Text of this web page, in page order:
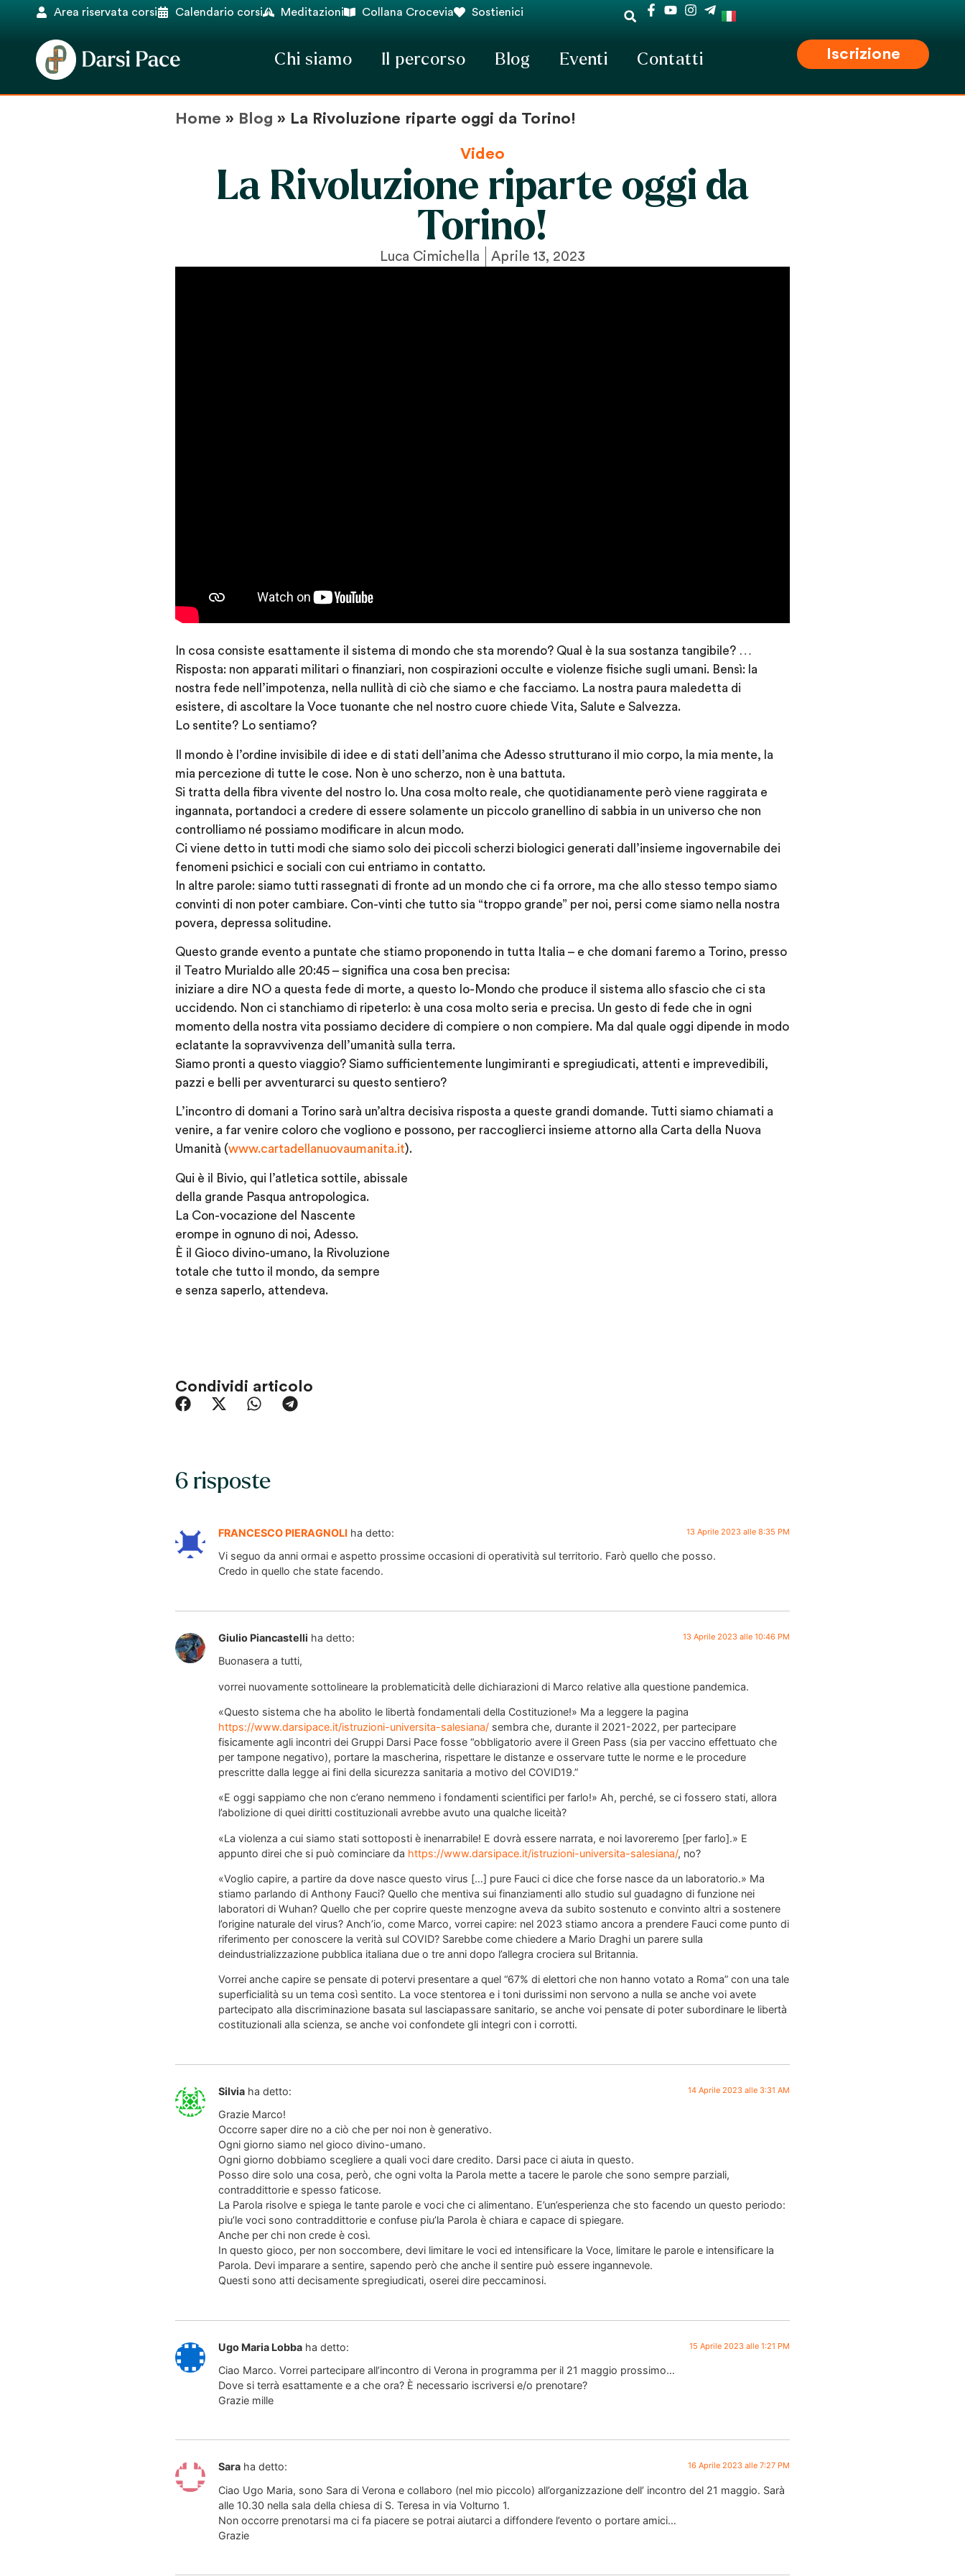
Area riservata corsi Calendario corsi Meditazioni Collana Crocevia Sostienici
Chi siamo Il percorso Blog Eventi Contatti Iscrizione
Home » Blog » La Rivoluzione riparte oggi da Torino!
Video
La Rivoluzione riparte oggi da
Torino!
Luca Cimichella Aprile 13, 2023
In cosa consiste esattamente il sistema di mondo che sta morendo? Qual è la sua sostanza tangibile? …
Risposta: non apparati militari o finanziari, non cospirazioni occulte e violenze fisiche sugli umani. Bensì: la
nostra fede nell’impotenza, nella nullità di ciò che siamo e che facciamo. La nostra paura maledetta di
esistere, di ascoltare la Voce tuonante che nel nostro cuore chiede Vita, Salute e Salvezza.
Lo sentite? Lo sentiamo?
Il mondo è l’ordine invisibile di idee e di stati dell’anima che Adesso strutturano il mio corpo, la mia mente, la
mia percezione di tutte le cose. Non è uno scherzo, non è una battuta.
Si tratta della fibra vivente del nostro Io. Una cosa molto reale, che quotidianamente però viene raggirata e
ingannata, portandoci a credere di essere solamente un piccolo granellino di sabbia in un universo che non
controlliamo né possiamo modificare in alcun modo.
Ci viene detto in tutti modi che siamo solo dei piccoli scherzi biologici generati dall’insieme ingovernabile dei
fenomeni psichici e sociali con cui entriamo in contatto.
In altre parole: siamo tutti rassegnati di fronte ad un mondo che ci fa orrore, ma che allo stesso tempo siamo
convinti di non poter cambiare. Con-vinti che tutto sia “troppo grande” per noi, persi come siamo nella nostra
povera, depressa solitudine.
Questo grande evento a puntate che stiamo proponendo in tutta Italia – e che domani faremo a Torino, presso
il Teatro Murialdo alle 20:45 – significa una cosa ben precisa:
iniziare a dire NO a questa fede di morte, a questo Io-Mondo che produce il sistema allo sfascio che ci sta
uccidendo. Non ci stanchiamo di ripeterlo: è una cosa molto seria e precisa. Un gesto di fede che in ogni
momento della nostra vita possiamo decidere di compiere o non compiere. Ma dal quale oggi dipende in modo
eclatante la sopravvivenza dell’umanità sulla terra.
Siamo pronti a questo viaggio? Siamo sufficientemente lungimiranti e spregiudicati, attenti e imprevedibili,
pazzi e belli per avventurarci su questo sentiero?
L’incontro di domani a Torino sarà un’altra decisiva risposta a queste grandi domande. Tutti siamo chiamati a
venire, a far venire coloro che vogliono e possono, per raccoglierci insieme attorno alla Carta della Nuova
Umanità (www.cartadellanuovaumanita.it).
Qui è il Bivio, qui l’atletica sottile, abissale
della grande Pasqua antropologica.
La Con-vocazione del Nascente
erompe in ognuno di noi, Adesso.
È il Gioco divino-umano, la Rivoluzione
totale che tutto il mondo, da sempre
e senza saperlo, attendeva.
Condividi articolo
6 risposte
FRANCESCO PIERAGNOLI ha detto: 13 Aprile 2023 alle 8:35 PM
Vi seguo da anni ormai e aspetto prossime occasioni di operatività sul territorio. Farò quello che posso.
Credo in quello che state facendo.
Giulio Piancastelli ha detto: 13 Aprile 2023 alle 10:46 PM
Buonasera a tutti,
vorrei nuovamente sottolineare la problematicità delle dichiarazioni di Marco relative alla questione pandemica.
«Questo sistema che ha abolito le libertà fondamentali della Costituzione!» Ma a leggere la pagina
https://www.darsipace.it/istruzioni-universita-salesiana/ sembra che, durante il 2021-2022, per partecipare
fisicamente agli incontri dei Gruppi Darsi Pace fosse “obbligatorio avere il Green Pass (sia per vaccino effettuato che
per tampone negativo), portare la mascherina, rispettare le distanze e osservare tutte le norme e le procedure
prescritte dalla legge ai fini della sicurezza sanitaria a motivo del COVID19.”
«E oggi sappiamo che non c’erano nemmeno i fondamenti scientifici per farlo!» Ah, perché, se ci fossero stati, allora
l’abolizione di quei diritti costituzionali avrebbe avuto una qualche liceità?
«La violenza a cui siamo stati sottoposti è inenarrabile! E dovrà essere narrata, e noi lavoreremo [per farlo].» E
appunto direi che si può cominciare da https://www.darsipace.it/istruzioni-universita-salesiana/, no?
«Voglio capire, a partire da dove nasce questo virus […] pure Fauci ci dice che forse nasce da un laboratorio.» Ma
stiamo parlando di Anthony Fauci? Quello che mentiva sui finanziamenti allo studio sul guadagno di funzione nei
laboratori di Wuhan? Quello che per coprire queste menzogne aveva da subito sostenuto e convinto altri a sostenere
l’origine naturale del virus? Anch’io, come Marco, vorrei capire: nel 2023 stiamo ancora a prendere Fauci come punto di
riferimento per conoscere la verità sul COVID? Sarebbe come chiedere a Mario Draghi un parere sulla
deindustrializzazione pubblica italiana due o tre anni dopo l’allegra crociera sul Britannia.
Vorrei anche capire se pensate di potervi presentare a quel “67% di elettori che non hanno votato a Roma” con una tale
superficialità su un tema così sentito. La voce stentorea e i toni durissimi non servono a nulla se anche voi avete
partecipato alla discriminazione basata sul lasciapassare sanitario, se anche voi pensate di poter subordinare le libertà
costituzionali alla scienza, se anche voi confondete gli integri con i corrotti.
Silvia ha detto: 14 Aprile 2023 alle 3:31 AM
Grazie Marco!
Occorre saper dire no a ciò che per noi non è generativo.
Ogni giorno siamo nel gioco divino-umano.
Ogni giorno dobbiamo scegliere a quali voci dare credito. Darsi pace ci aiuta in questo.
Posso dire solo una cosa, però, che ogni volta la Parola mette a tacere le parole che sono sempre parziali,
contraddittorie e spesso faticose.
La Parola risolve e spiega le tante parole e voci che ci alimentano. E’un’esperienza che sto facendo un questo periodo:
piu’le voci sono contraddittorie e confuse piu’la Parola è chiara e capace di spiegare.
Anche per chi non crede è così.
In questo gioco, per non soccombere, devi limitare le voci ed intensificare la Voce, limitare le parole e intensificare la
Parola. Devi imparare a sentire, sapendo però che anche il sentire può essere ingannevole.
Questi sono atti decisamente spregiudicati, oserei dire peccaminosi.
Ugo Maria Lobba ha detto: 15 Aprile 2023 alle 1:21 PM
Ciao Marco. Vorrei partecipare all’incontro di Verona in programma per il 21 maggio prossimo…
Dove si terrà esattamente e a che ora? È necessario iscriversi e/o prenotare?
Grazie mille
Sara ha detto: 16 Aprile 2023 alle 7:27 PM
Ciao Ugo Maria, sono Sara di Verona e collaboro (nel mio piccolo) all’organizzazione dell’ incontro del 21 maggio. Sarà
alle 10.30 nella sala della chiesa di S. Teresa in via Volturno 1.
Non occorre prenotarsi ma ci fa piacere se potrai aiutarci a diffondere l’evento o portare amici…
Grazie